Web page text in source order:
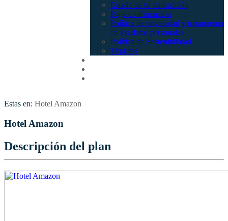
Estado de tu transacción
Pago confirmación
Política de privacidad y tratamiento
de los datos personales
Política de Sostenibilidad
Tiquetes
Estas en: Hotel Amazon
Hotel Amazon
Descripción del plan